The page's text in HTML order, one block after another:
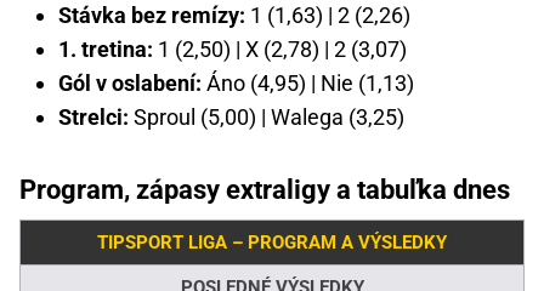
Stávka bez remízy: 1 (1,63) | 2 (2,26)
1. tretina: 1 (2,50) | X (2,78) | 2 (3,07)
Gól v oslabení: Áno (4,95) | Nie (1,13)
Strelci: Sproul (5,00) | Walega (3,25)
Program, zápasy extraligy a tabuľka dnes
TIPSPORT LIGA – PROGRAM A VÝSLEDKY